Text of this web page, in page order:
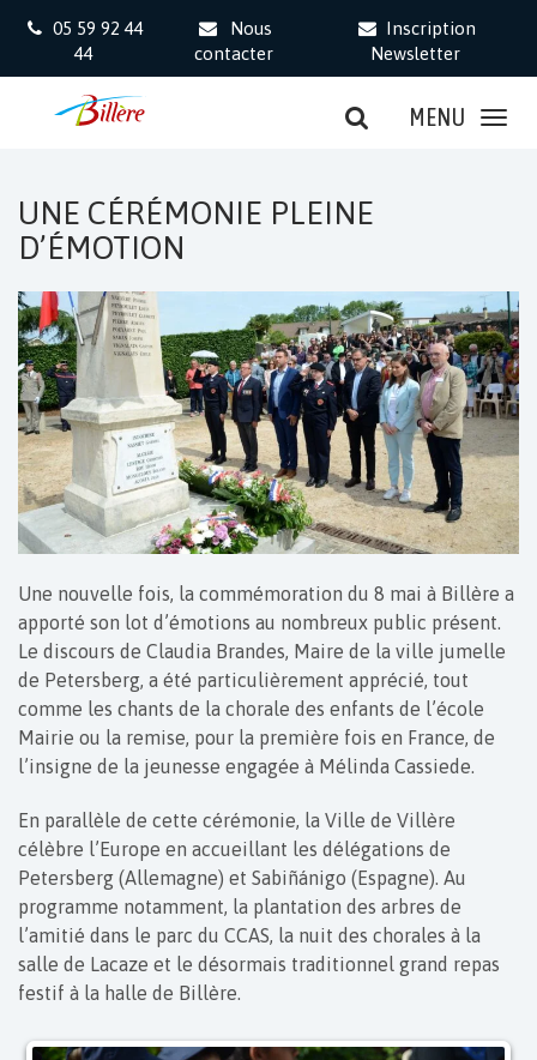
05 59 92 44
44
Nous
contacter
Inscription
Newsletter
MENU
UNE CÉRÉMONIE PLEINE
D’ÉMOTION
Une nouvelle fois, la commémoration du 8 mai à Billère a
apporté son lot d’émotions au nombreux public présent.
Le discours de Claudia Brandes, Maire de la ville jumelle
de Petersberg, a été particulièrement apprécié, tout
comme les chants de la chorale des enfants de l’école
Mairie ou la remise, pour la première fois en France, de
l’insigne de la jeunesse engagée à Mélinda Cassiede.
En parallèle de cette cérémonie, la Ville de Villère
célèbre l’Europe en accueillant les délégations de
Petersberg (Allemagne) et Sabiñánigo (Espagne). Au
programme notamment, la plantation des arbres de
l’amitié dans le parc du CCAS, la nuit des chorales à la
salle de Lacaze et le désormais traditionnel grand repas
festif à la halle de Billère.